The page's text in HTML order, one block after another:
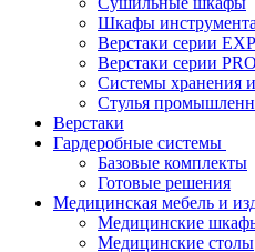
Шкафы
Верстаки серии
Верстаки серии
Системы хранения
Стулья
Верстаки
Гардеробные системы
Базовые комплекты
Готовые решения
Медицинская мебель и
Медицинские
Медицинские столы